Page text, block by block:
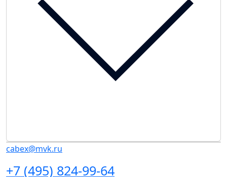
cabex@mvk.ru
+7 (495) 824-99-64